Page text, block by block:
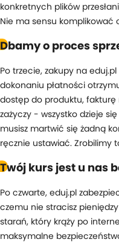
konkretnych plików
Nie ma sensu komplikować
Dbamy o proces
Po trzecie, zakupy na
dokonaniu płatności
dostęp do produktu,
zażyczy - wszystko dzieje
musisz martwić się żadną
ręcznie ustawiać. Zrobilimy
Twój kurs jest u nas
Po czwarte, eduj.pl
czemu nie stracisz
starań, który krąży po
maksymalne